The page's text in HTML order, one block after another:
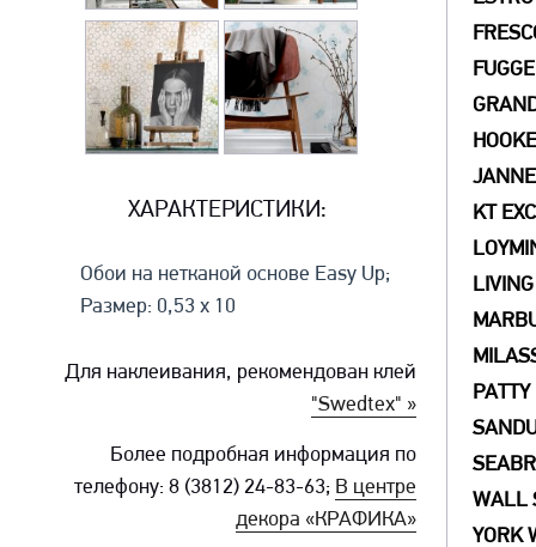
ХАРАКТЕРИСТИКИ:
Обои на нетканой основе Easy Up;
Размер: 0,53 x 10
Для наклеивания, рекомендован клей
"Swedtex" »
Более подробная информация по
телефону: 8 (3812) 24-83-63; В центре
декора «КРАФИКА»
KT
WALL
YORK